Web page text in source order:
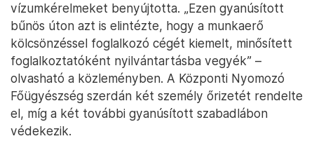
vízumkérelmeket benyújtotta. „Ezen gyanúsított
bűnös úton azt is elintézte, hogy a munkaerő
kölcsönzéssel foglalkozó cégét kiemelt, minősített
foglalkoztatóként nyilvántartásba vegyék” –
olvasható a közleményben. A Központi Nyomozó
Főügyészség szerdán két személy őrizetét rendelte
el, míg a két további gyanúsított szabadlábon
védekezik.